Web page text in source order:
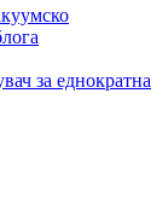
за еднократна